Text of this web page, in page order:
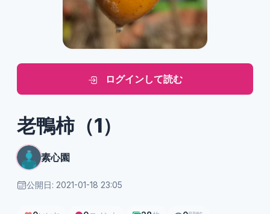
ログインして読む
老鴨柿（1）
素心園
公開日: 2021-01-18 23:05